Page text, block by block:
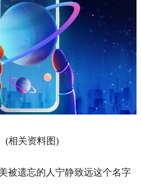
(相关资料图)
被遗忘的人宁静致远这个名字